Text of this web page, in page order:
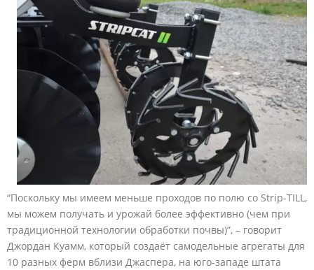
“Поскольку мы имеем меньше проходов по полю со Strip-TILL,
мы можем получать и урожай более эффективно (чем при
традиционной технологии обработки почвы)”, – говорит
Джордан Куамм, который создаёт самодельные агрегаты для
10 разных ферм вблизи Джаспера, на юго-западе штата